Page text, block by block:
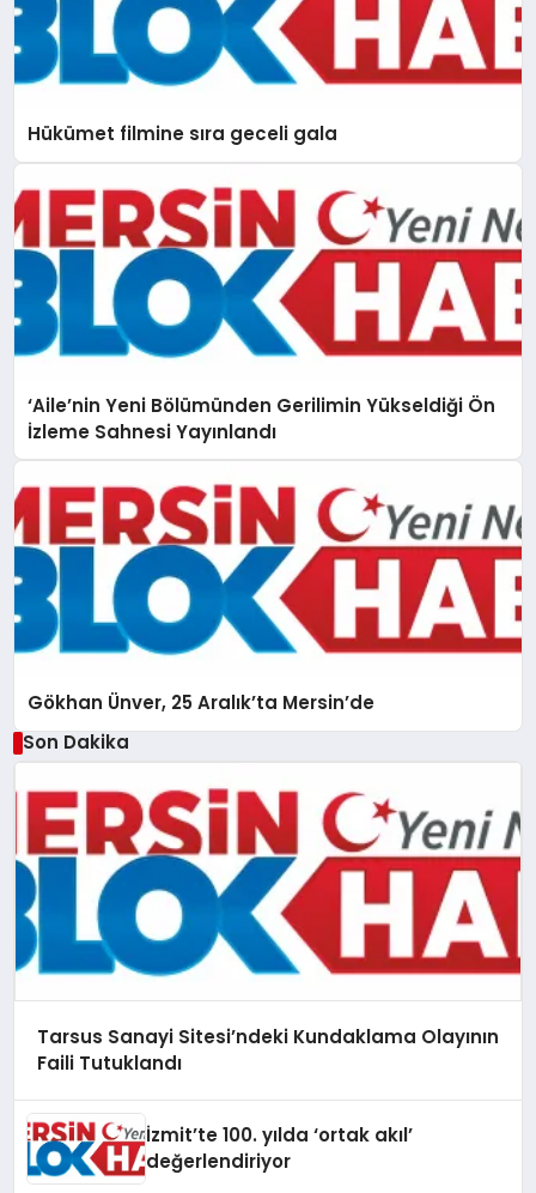
Hükümet filmine sıra geceli gala
‘Aile’nin Yeni Bölümünden Gerilimin Yükseldiği Ön
İzleme Sahnesi Yayınlandı
Gökhan Ünver, 25 Aralık’ta Mersin’de
Son Dakika
Tarsus Sanayi Sitesi’ndeki Kundaklama Olayının
Faili Tutuklandı
İzmit’te 100. yılda ‘ortak akıl’
değerlendiriyor